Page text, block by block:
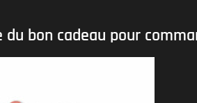
du bon cadeau pour